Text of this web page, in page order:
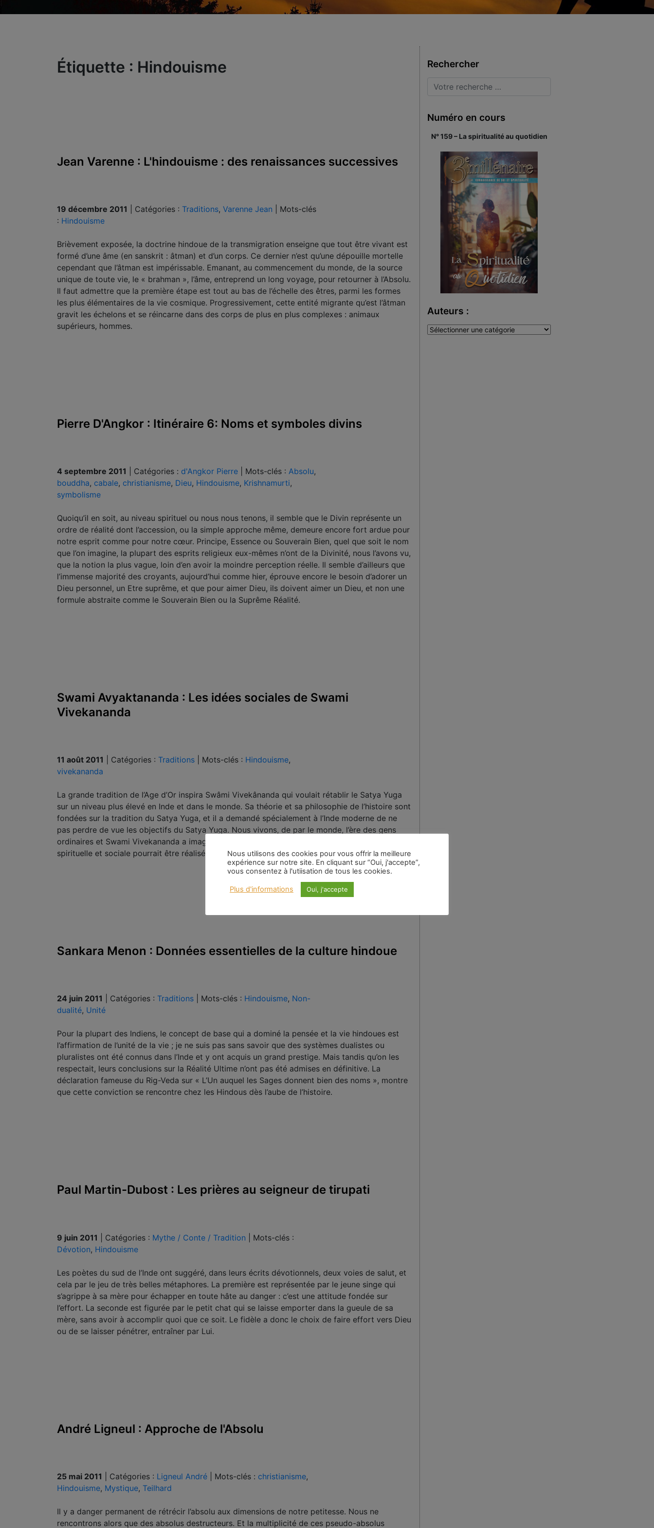
Étiquette : Hindouisme
Jean Varenne : L'hindouisme : des renaissances successives
19 décembre 2011 Catégories : Traditions, Varenne Jean
Mots-clés
: Hindouisme
Brièvement exposée, la doctrine hindoue de la transmigration enseigne que tout être vivant est
formé d’une âme (en sanskrit : âtman) et d’un corps. Ce dernier n’est qu’une dépouille mortelle
cependant que l’âtman est impérissable. Emanant, au commencement du monde, de la source
unique de toute vie, le « brahman », l’âme, entreprend un long voyage, pour retourner à l’Absolu.
Il faut admettre que la première étape est tout au bas de l’échelle des êtres, parmi les formes
les plus élémentaires de la vie cosmique. Progressivement, cette entité migrante qu’est l’âtman
gravit les échelons et se réincarne dans des corps de plus en plus complexes : animaux
supérieurs, hommes.
Pierre D'Angkor : Itinéraire 6: Noms et symboles divins
4 septembre 2011 Catégories : d'Angkor Pierre Mots-clés : Absolu,
bouddha, cabale, christianisme, Dieu, Hindouisme, Krishnamurti,
symbolisme
Quoiqu’il en soit, au niveau spirituel ou nous nous tenons, il semble que le Divin représente un
ordre de réalité dont l’accession, ou la simple approche même, demeure encore fort ardue pour
notre esprit comme pour notre cœur. Principe, Essence ou Souverain Bien, quel que soit le nom
que l’on imagine, la plupart des esprits religieux eux-mêmes n’ont de la Divinité, nous l’avons vu,
que la notion la plus vague, loin d’en avoir la moindre perception réelle. Il semble d’ailleurs que
l’immense majorité des croyants, aujourd’hui comme hier, éprouve encore le besoin d’adorer un
Dieu personnel, un Etre suprême, et que pour aimer Dieu, ils doivent aimer un Dieu, et non une
formule abstraite comme le Souverain Bien ou la Suprême Réalité.
Swami Avyaktananda : Les idées sociales de Swami
Vivekananda
11 août 2011 Catégories : Traditions Mots-clés : Hindouisme,
vivekananda
La grande tradition de l’Age d’Or inspira Swâmi Vivekânanda qui voulait rétablir le Satya Yuga
sur un niveau plus élevé en Inde et dans le monde. Sa théorie et sa philosophie de l’histoire sont
fondées sur la tradition du Satya Yuga, et il a demandé spécialement à l’Inde moderne de ne
pas perdre de vue les objectifs du Satya Yuga. Nous vivons, de par le monde, l’ère des gens
ordinaires et Swami Vivekananda a imaginé une civilisation védique dans laquelle une égalité
spirituelle et sociale pourrait être réalisée.
Sankara Menon : Données essentielles de la culture hindoue
24 juin 2011 Catégories : Traditions Mots-clés : Hindouisme, Non-
dualité, Unité
Pour la plupart des Indiens, le concept de base qui a dominé la pensée et la vie hindoues est
l’affirmation de l’unité de la vie ; je ne suis pas sans savoir que des systèmes dualistes ou
pluralistes ont été connus dans l’Inde et y ont acquis un grand prestige. Mais tandis qu’on les
respectait, leurs conclusions sur la Réalité Ultime n’ont pas été admises en définitive. La
déclaration fameuse du Rig-Veda sur « L’Un auquel les Sages donnent bien des noms », montre
que cette conviction se rencontre chez les Hindous dès l’aube de l’histoire.
Paul Martin-Dubost : Les prières au seigneur de tirupati
9 juin 2011 Catégories : Mythe / Conte / Tradition
Mots-clés :
Dévotion, Hindouisme
Les poètes du sud de l’Inde ont suggéré, dans leurs écrits dévotionnels, deux voies de salut, et
cela par le jeu de très belles métaphores. La première est représentée par le jeune singe qui
s’agrippe à sa mère pour échapper en toute hâte au danger : c’est une attitude fondée sur
l’effort. La seconde est figurée par le petit chat qui se laisse emporter dans la gueule de sa
mère, sans avoir à accomplir quoi que ce soit. Le fidèle a donc le choix de faire effort vers Dieu
ou de se laisser pénétrer, entraîner par Lui.
André Ligneul : Approche de l'Absolu
25 mai 2011 Catégories : Ligneul André Mots-clés : christianisme,
Hindouisme, Mystique, Teilhard
Il y a danger permanent de rétrécir l’absolu aux dimensions de notre petitesse. Nous ne
rencontrons alors que des absolus destructeurs. Et la multiplicité de ces pseudo-absolus
Rechercher
Numéro en cours
N° 159 – La spiritualité au quotidien
Auteurs :
Auteurs
Nous utilisons des cookies pour vous offrir la meilleure
expérience sur notre site. En cliquant sur “Oui, j'accepte”,
vous consentez à l'utiisation de tous les cookies.
Plus d'informations Oui, j'accepte